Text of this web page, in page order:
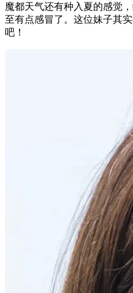
魔都天气还有种入夏的感觉
至有点感冒了。这位妹子其
吧！